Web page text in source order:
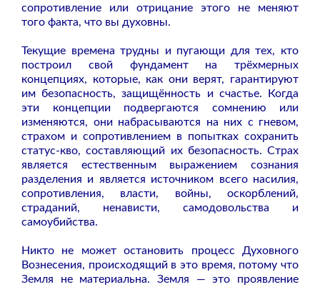
сопротивление или отрицание этого не меняют
того факта, что вы духовны.
Текущие времена трудны и пугающи для тех, кто
построил свой фундамент на трёхмерных
концепциях, которые, как они верят, гарантируют
им безопасность, защищённость и счастье. Когда
эти концепции подвергаются сомнению или
изменяются, они набрасываются на них с гневом,
страхом и сопротивлением в попытках сохранить
статус-кво, составляющий их безопасность. Страх
является естественным выражением сознания
разделения и является источником всего насилия,
сопротивления, власти, войны, оскорблений,
страданий, ненависти, самодовольства и
самоубийства.
Никто не может остановить процесс Духовного
Вознесения, происходящий в это время, потому что
Земля не материальна. Земля — это проявление